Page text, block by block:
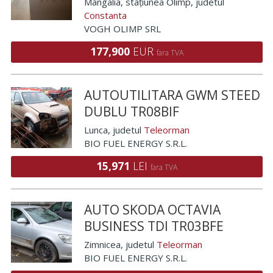
Constanta
VOGH OLIMP SRL
177,900 EUR fara TVA
AUTOUTILITARA GWM STEED
DUBLU TR08BIF
Lunca, judetul Teleorman
BIO FUEL ENERGY S.R.L.
15,971 LEI fara TVA
AUTO SKODA OCTAVIA
BUSINESS TDI TR03BFE
Zimnicea, judetul Teleorman
BIO FUEL ENERGY S.R.L.